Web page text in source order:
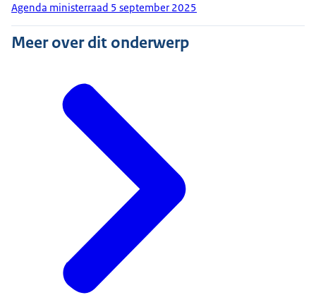
Agenda ministerraad 5 september 2025
Meer over dit onderwerp